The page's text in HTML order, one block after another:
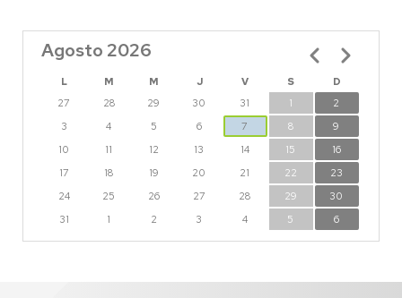
Agosto 2026
L M M J V S
D
27
28 29 30 31 1
2
3
4 5 6 7 8
9
10
11 12 13 14 15
16
17
18 19 20 21 22
23
24
25 26 27 28 29
30
31
1 2 3 4 5 6
Paginación